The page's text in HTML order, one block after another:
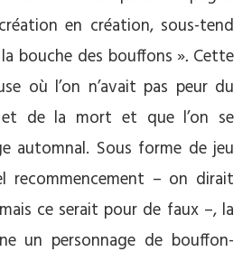
en création, sous-tend
bouche des bouffons ». Cette
où l’on n’avait pas peur du
de la mort et que l’on se
automnal. Sous forme de jeu
recommencement – on dirait
ce serait pour de faux –, la
un personnage de bouffon-